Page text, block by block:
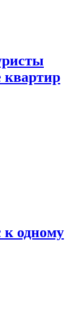
к одному